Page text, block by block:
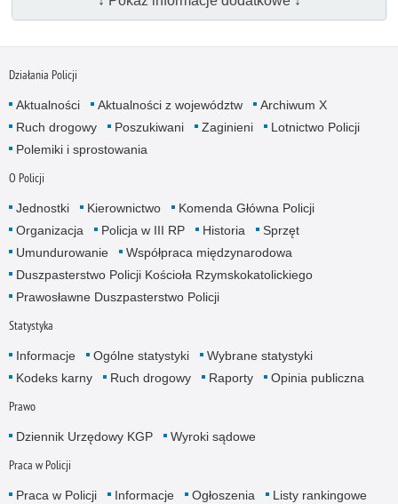
Działania Policji
Aktualności Aktualności z województw
Archiwum X
Ruch drogowy
Poszukiwani Zaginieni
Lotnictwo Policji
Polemiki i sprostowania
O Policji
Jednostki Kierownictwo
Komenda Główna Policji
Organizacja
Policja w III RP Historia
Sprzęt
Umundurowanie
Współpraca międzynarodowa
Duszpasterstwo Policji Kościoła Rzymskokatolickiego
Prawosławne Duszpasterstwo Policji
Statystyka
Informacje Ogólne statystyki
Wybrane statystyki
Kodeks karny
Ruch drogowy Raporty Opinia publiczna
Prawo
Dziennik Urzędowy KGP Wyroki sądowe
Praca w Policji
Praca w Policji Informacje Ogłoszenia
Listy rankingowe